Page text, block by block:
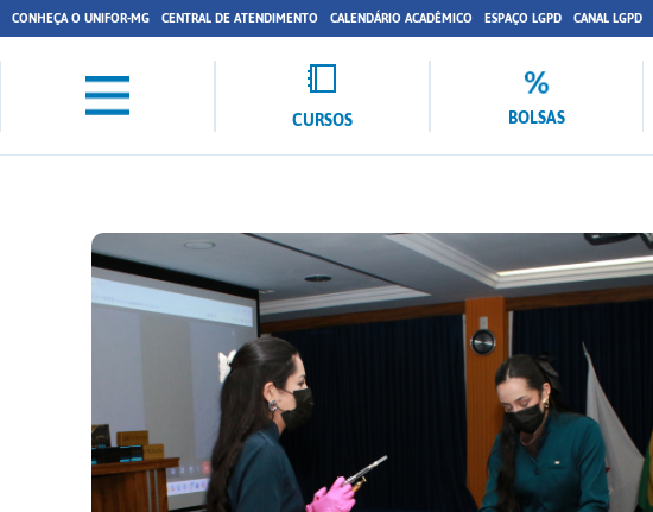
CONHEÇA O UNIFOR-MG CENTRAL DE ATENDIMENTO CALENDÁRIO ACADÊMICO ESPAÇO LGPD CANAL LGPD
CURSOS BOLSAS